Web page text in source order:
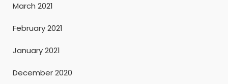
March 2021
February 2021
January 2021
December 2020